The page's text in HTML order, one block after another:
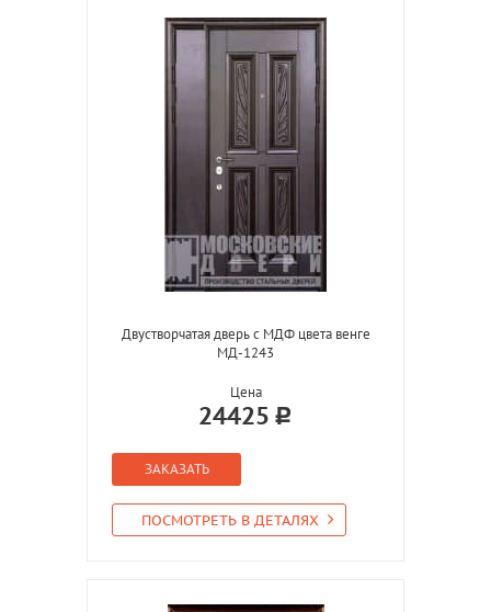
Двустворчатая дверь с МДФ цвета венге
МД-1243
Цена
24425
ЗАКАЗАТЬ
ПОСМОТРЕТЬ В ДЕТАЛЯХ